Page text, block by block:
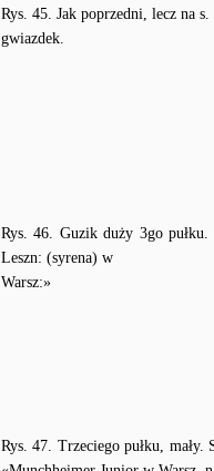
Rys. 45. Jak poprzedni, lecz na
gwiazdek.
Rys. 46. Guzik duży 3go
Leszn: (syrena) w
Warsz:»
Rys. 47. Trzeciego pułku,